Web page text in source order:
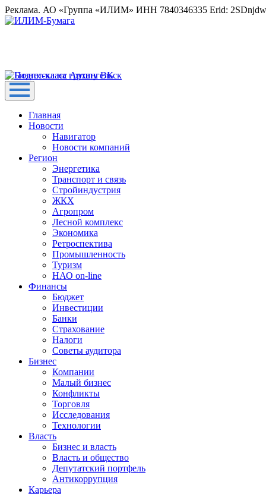
Реклама. АО «Группа «ИЛИМ» ИНН 7840346335 Erid:
Главная
Новости
Навигатор
Новости компаний
Регион
Энергетика
Транспорт и связь
Стройиндустрия
ЖКХ
Агропром
Лесной комплекс
Экономика
Ретроспектива
Промышленность
Туризм
НАО on-line
Финансы
Бюджет
Инвестиции
Банки
Страхование
Налоги
Советы аудитора
Бизнес
Компании
Малый бизнес
Конфликты
Торговля
Исследования
Технологии
Власть
Бизнес и власть
Власть и общество
Депутатский портфель
Антикоррупция
Карьера